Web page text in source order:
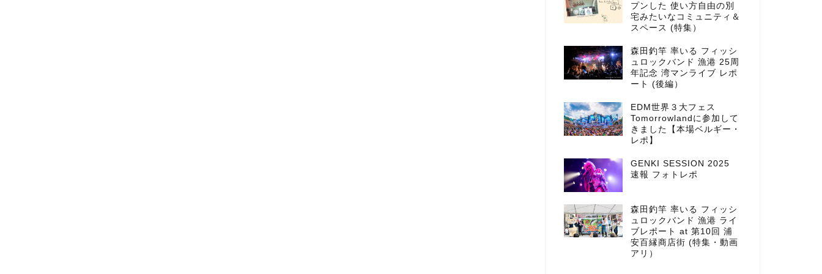
プンした 使い方自由の別
宅みたいなコミュニティ＆
スペース (特集）
森田釣竿 率いる フィッシ
ュロックバンド 漁港 25周
年記念 湾マンライブ レポ
ート (後編）
EDM世界３大フェス
Tomorrowlandに参加して
きました【本場ベルギー・
レポ】
GENKI SESSION 2025
速報 フォトレポ
森田釣竿 率いる フィッシ
ュロックバンド 漁港 ライ
ブレポート at 第10回 浦
安百縁商店街 (特集・動画
アリ）